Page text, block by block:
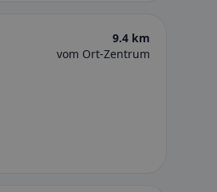
9.4 km
vom Ort-Zentrum